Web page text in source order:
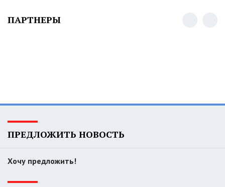
ПАРТНЕРЫ
ПРЕДЛОЖИТЬ НОВОСТЬ
Хочу предложить!